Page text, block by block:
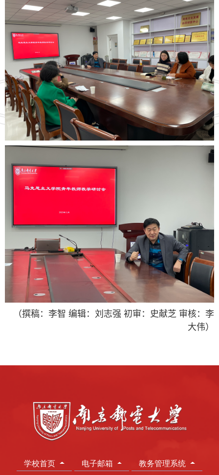
（撰稿：李智 编辑：刘志强 初审：史献芝 审核：李
大伟）
学校首页 电子邮箱 教务管理系统